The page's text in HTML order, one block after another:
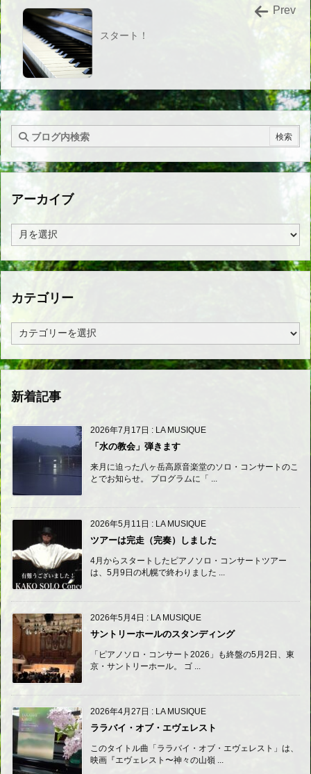
スタート！
Prev
アーカイブ
ー
イ
カテゴリー
テ
リ
新着記事
2026年7月17日 : LA MUSIQUE
「水の教会」弾きます
来月に迫った八ヶ岳高原音楽堂のソロ・コンサートのこ
とでお知らせ。 プログラムに「 ...
2026年5月11日 : LA MUSIQUE
ツアーは完走（完奏）しました
4月からスタートしたピアノソロ・コンサートツアー
は、5月9日の札幌で終わりました ...
2026年5月4日 : LA MUSIQUE
サントリーホールのスタンディング
「ピアノソロ・コンサート2026」も終盤の5月2日、東
京・サントリーホール。 ゴ ...
2026年4月27日 : LA MUSIQUE
ララバイ・オブ・エヴェレスト
このタイトル曲「ララバイ・オブ・エヴェレスト」は、
映画『エヴェレスト〜神々の山嶺 ...